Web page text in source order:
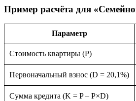
Пример расчёта для
Параметр
Стоимость квартиры (P)
Первоначальный взнос (D = 20,1%)
Сумма кредита (K = P – P×D)